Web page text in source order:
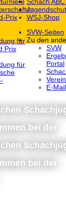
Prix
für
Prix
für
WSJ-Shop
SVW-Seiten
Zu den
SVW
Portal
E-Mail
bei der
bei der